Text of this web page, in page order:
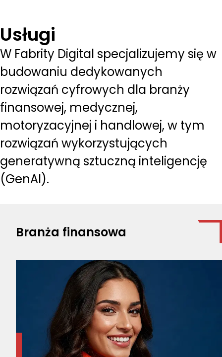
Usługi
W Fabrity Digital specjalizujemy się w
budowaniu dedykowanych
rozwiązań cyfrowych dla branży
finansowej, medycznej,
motoryzacyjnej i handlowej, w tym
rozwiązań wykorzystujących
generatywną sztuczną inteligencję
(GenAI).
Branża finansowa